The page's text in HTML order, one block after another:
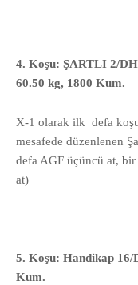
4. Koşu: ŞARTLI 2/
60.50 kg, 1800 Kum.
X-1 olarak ilk defa
mesafede düzenlenen
defa AGF üçüncü at, bir
at)
5. Koşu: Handikap 16/
Kum.